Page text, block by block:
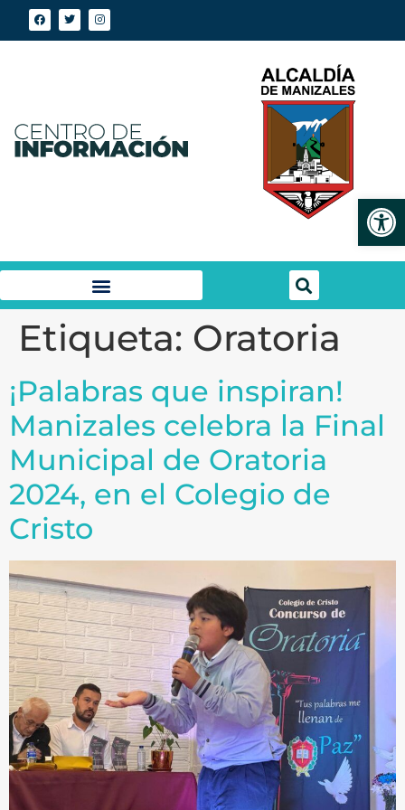
Etiqueta: Oratoria
¡Palabras que inspiran!
Manizales celebra la Final
Municipal de Oratoria
2024, en el Colegio de
Cristo